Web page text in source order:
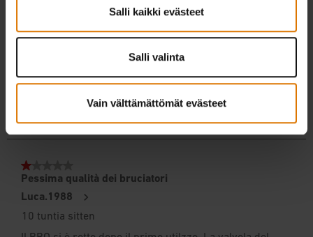
Salli kaikki evästeet
Salli valinta
Vain välttämättömät evästeet